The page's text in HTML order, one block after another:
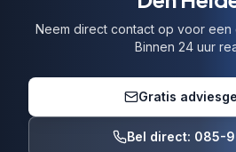
Neem direct contact op voor een
Binnen 24 uur
Gratis
Bel direct: 085-